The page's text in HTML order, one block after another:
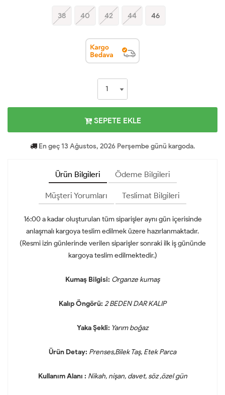
38 40 42 44 46
SEPETE EKLE
En geç 13 Ağustos, 2026 Perşembe günü kargoda.
Ürün Bilgileri Ödeme Bilgileri
Müşteri Yorumları Teslimat Bilgileri
16:00 a kadar oluşturulan tüm siparişler aynı gün içerisinde
anlaşmalı kargoya teslim edilmek üzere hazırlanmaktadır.
(Resmi izin günlerinde verilen siparişler sonraki ilk iş gününde
kargoya teslim edilmektedir.)
Kumaş Bilgisi: Organze kumaş
Kalıp Öngörü: 2 BEDEN DAR KALIP
Yaka Şekli: Yarım boğaz
Ürün Detay: Prenses,Bilek Taş, Etek Parca
Kullanım Alanı : Nikah, nişan, davet, söz ,özel gün